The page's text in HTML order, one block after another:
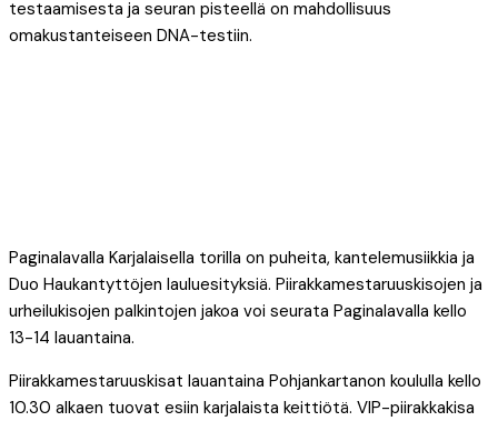
testaamisesta ja seuran pisteellä on mahdollisuus
omakustanteiseen DNA-testiin.
Paginalavalla Karjalaisella torilla on puheita, kantelemusiikkia ja
Duo Haukantyttöjen lauluesityksiä. Piirakkamestaruuskisojen ja
urheilukisojen palkintojen jakoa voi seurata Paginalavalla kello
13-14 lauantaina.
Piirakkamestaruuskisat lauantaina Pohjankartanon koululla kello
10.30 alkaen tuovat esiin karjalaista keittiötä. VIP-piirakkakisa